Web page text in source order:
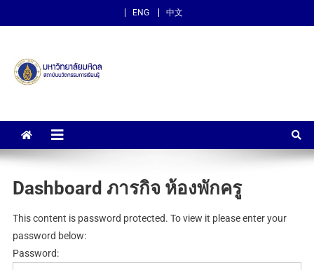
ENG 中文
สถาบันนวัตกรรมการเรียนรู้
Dashboard ภารกิจ ห้องพักครู
This content is password protected. To view it please enter your
password below:
Password: